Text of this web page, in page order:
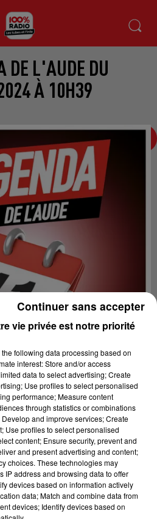
DE L'AUDE DU
À 10H39
sec)
vie privée est notre priorité
the following data processing based on
interest: Store and/or access
data to select advertising; Create
Use profiles to select personalised
performance; Measure content
through statistics or combinations
and improve services; Create
Use profiles to select personalised
content; Ensure security, prevent and
and present advertising and content;
choices. These technologies may
IP address and browsing data to offer
devices based on information actively
data; Match and combine data from
devices; Identify devices based on
Continuer sans accepter